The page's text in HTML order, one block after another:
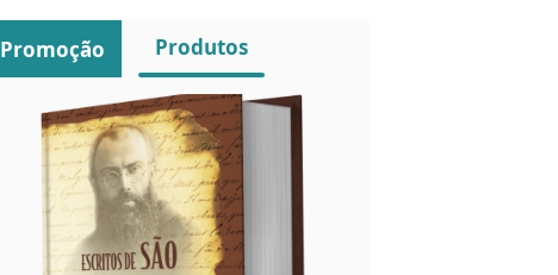
Promoção Produtos